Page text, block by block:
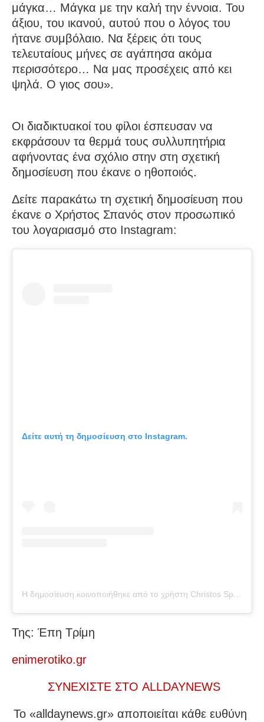
μάγκα… Μάγκα με την καλή την έννοια. Του
άξιου, του ικανού, αυτού που ο λόγος του
ήτανε συμβόλαιο. Να ξέρεις ότι τους
τελευταίους μήνες σε αγάπησα ακόμα
περισσότερο… Να μας προσέχεις από κει
ψηλά. Ο γιος σου».
Οι διαδικτυακοί του φίλοι έσπευσαν να
εκφράσουν τα θερμά τους συλλυπητήρια
αφήνοντας ένα σχόλιο στην στη σχετική
δημοσίευση που έκανε ο ηθοποιός.
Δείτε παρακάτω τη σχετική δημοσίευση που
έκανε ο Χρήστος Σπανός στον προσωπικό
του λογαριασμό στο Instagram:
Δείτε αυτή τη δημοσίευση στο Instagram.
Η δημοσίευση κοινοποιήθηκε από το χρήστη Christos Spanos (@christosspanos)
Της: Έπη Τρίμη
enimerotiko.gr
ΣΥΝΕΧΙΣΤΕ ΣΤΟ ALLDAYNEWS
To «alldaynews.gr» αποποιείται κάθε ευθύνη